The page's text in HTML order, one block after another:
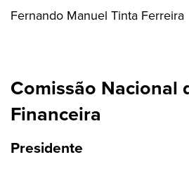
Fernando Manuel Tinta Ferreira
Comissão Nacional
Financeira
Presidente